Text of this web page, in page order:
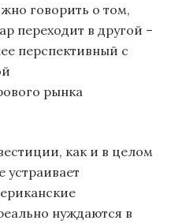
говорить о том,
переходит в другой –
перспективный с
рынка
как и в целом
устраивает
нуждаются в